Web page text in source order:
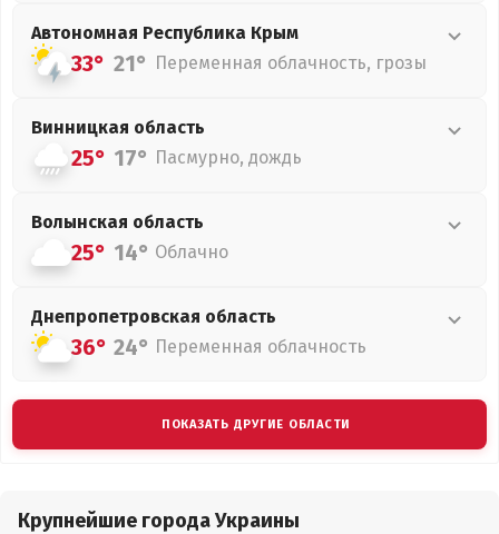
Автономная Республика Крым
33° 21° Переменная облачность, грозы
Винницкая область
25° 17° Пасмурно, дождь
Волынская область
25° 14° Облачно
Днепропетровская область
36° 24° Переменная облачность
ПОКАЗАТЬ ДРУГИЕ ОБЛАСТИ
Крупнейшие города Украины